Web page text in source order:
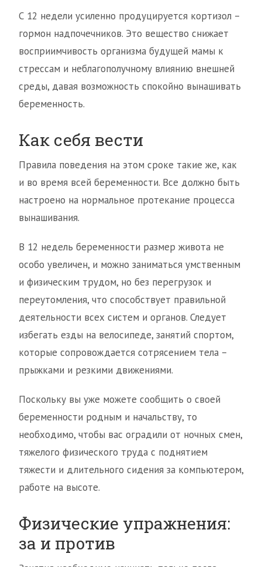
С 12 недели усиленно продуцируется кортизол –
гормон надпочечников. Это вещество снижает
восприимчивость организма будущей мамы к
стрессам и неблагополучному влиянию внешней
среды, давая возможность спокойно вынашивать
беременность.
Как себя вести
Правила поведения на этом сроке такие же, как
и во время всей беременности. Все должно быть
настроено на нормальное протекание процесса
вынашивания.
В 12 недель беременности размер живота не
особо увеличен, и можно заниматься умственным
и физическим трудом, но без перегрузок и
переутомления, что способствует правильной
деятельности всех систем и органов. Следует
избегать езды на велосипеде, занятий спортом,
которые сопровождается сотрясением тела –
прыжками и резкими движениями.
Поскольку вы уже можете сообщить о своей
беременности родным и начальству, то
необходимо, чтобы вас оградили от ночных смен,
тяжелого физического труда с поднятием
тяжести и длительного сидения за компьютером,
работе на высоте.
Физические упражнения:
за и против